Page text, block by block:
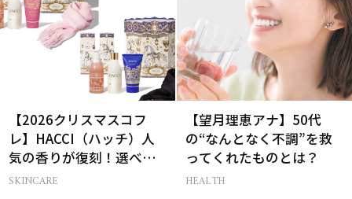
【2026クリスマスコフ
レ】HACCI（ハッチ）人
気の香りが復刻！選べる
コフレが楽しい♡
SKINCARE
【望月理恵アナ】50代
の“なんとなく不調”を救
ってくれたものとは？
HEALTH